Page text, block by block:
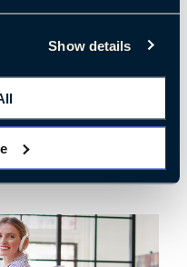
Show details
importante.
distracción o una
otra. Una persona
a un minuto en